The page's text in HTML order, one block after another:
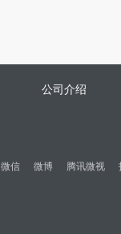
公司介绍
微信 微博 腾讯微视